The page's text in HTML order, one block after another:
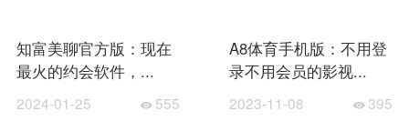
知富美聊官方版：现在
最火的约会软件，...
2024-01-25 555
A8体育手机版：不用登
录不用会员的影视...
2023-11-08 395